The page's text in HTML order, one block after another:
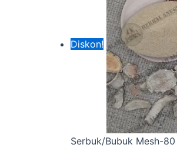
Diskon!
Serbuk/Bubuk Mesh-80